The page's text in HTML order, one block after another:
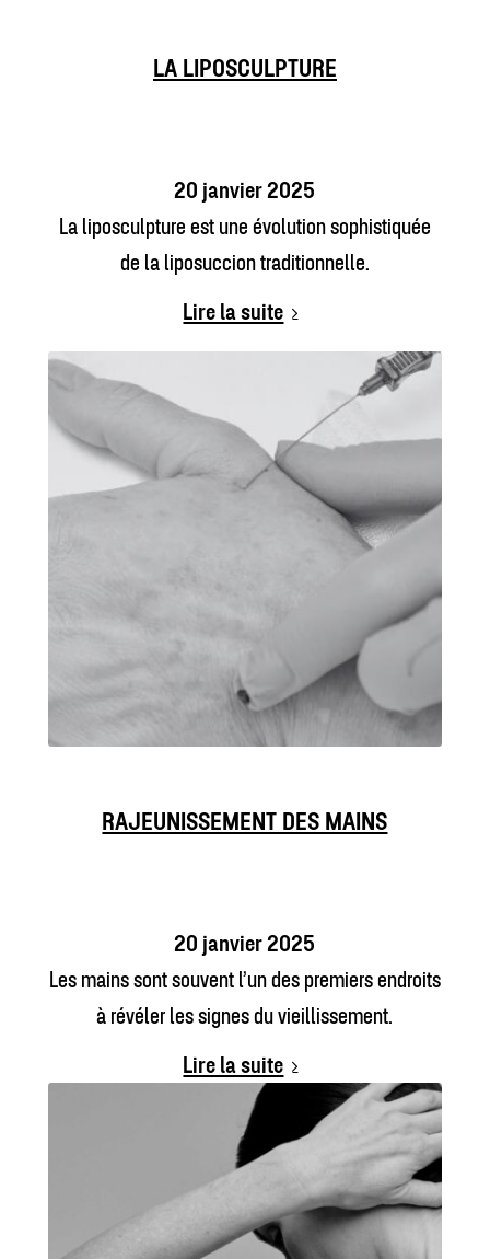
LA LIPOSCULPTURE
20 janvier 2025
La liposculpture est une évolution sophistiquée
de la liposuccion traditionnelle.
Lire la suite
RAJEUNISSEMENT DES MAINS
20 janvier 2025
Les mains sont souvent l’un des premiers endroits
à révéler les signes du vieillissement.
Lire la suite